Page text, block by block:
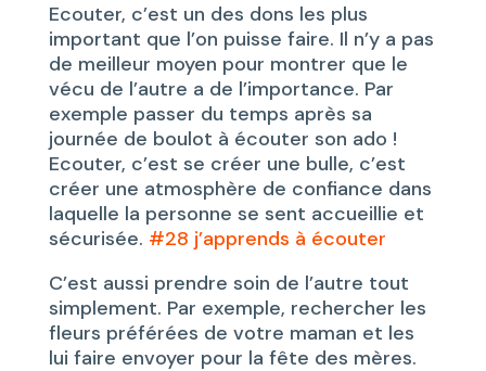
Ecouter, c’est un des dons les plus
important que l’on puisse faire. Il n’y a pas
de meilleur moyen pour montrer que le
vécu de l’autre a de l’importance. Par
exemple passer du temps après sa
journée de boulot à écouter son ado !
Ecouter, c’est se créer une bulle, c’est
créer une atmosphère de confiance dans
laquelle la personne se sent accueillie et
sécurisée. #28 j’apprends à écouter
C’est aussi prendre soin de l’autre tout
simplement. Par exemple, rechercher les
fleurs préférées de votre maman et les
lui faire envoyer pour la fête des mères.